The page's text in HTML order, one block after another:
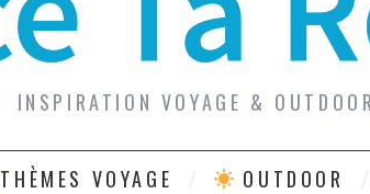
INSPIRATION VOYAGE & OUTDOOR
THÈMES VOYAGE OUTDOOR